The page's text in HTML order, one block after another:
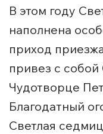
В этом году
наполнена
приход
привез с
Чудотворце
Благодатный
Светлая